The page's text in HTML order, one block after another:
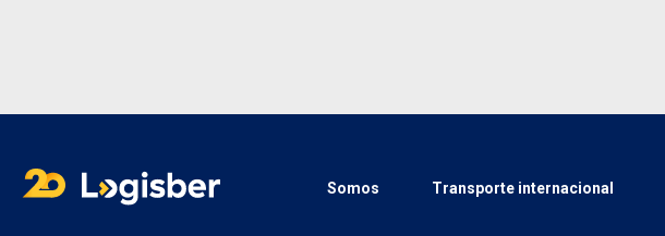
Somos Transporte internacional